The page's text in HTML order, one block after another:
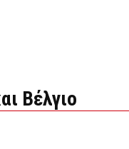
Βέλγιο